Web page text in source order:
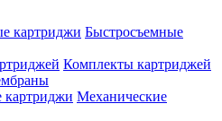
Быстросъемные
Комплекты картриджей
Механические